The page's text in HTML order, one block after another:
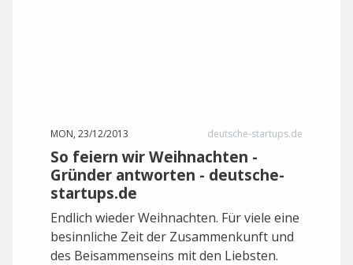
MON, 23/12/2013 deutsche-startups.de
So feiern wir Weihnachten -
Gründer antworten - deutsche-
startups.de
Endlich wieder Weihnachten. Für viele eine
besinnliche Zeit der Zusammenkunft und
des Beisammenseins mit den Liebsten.